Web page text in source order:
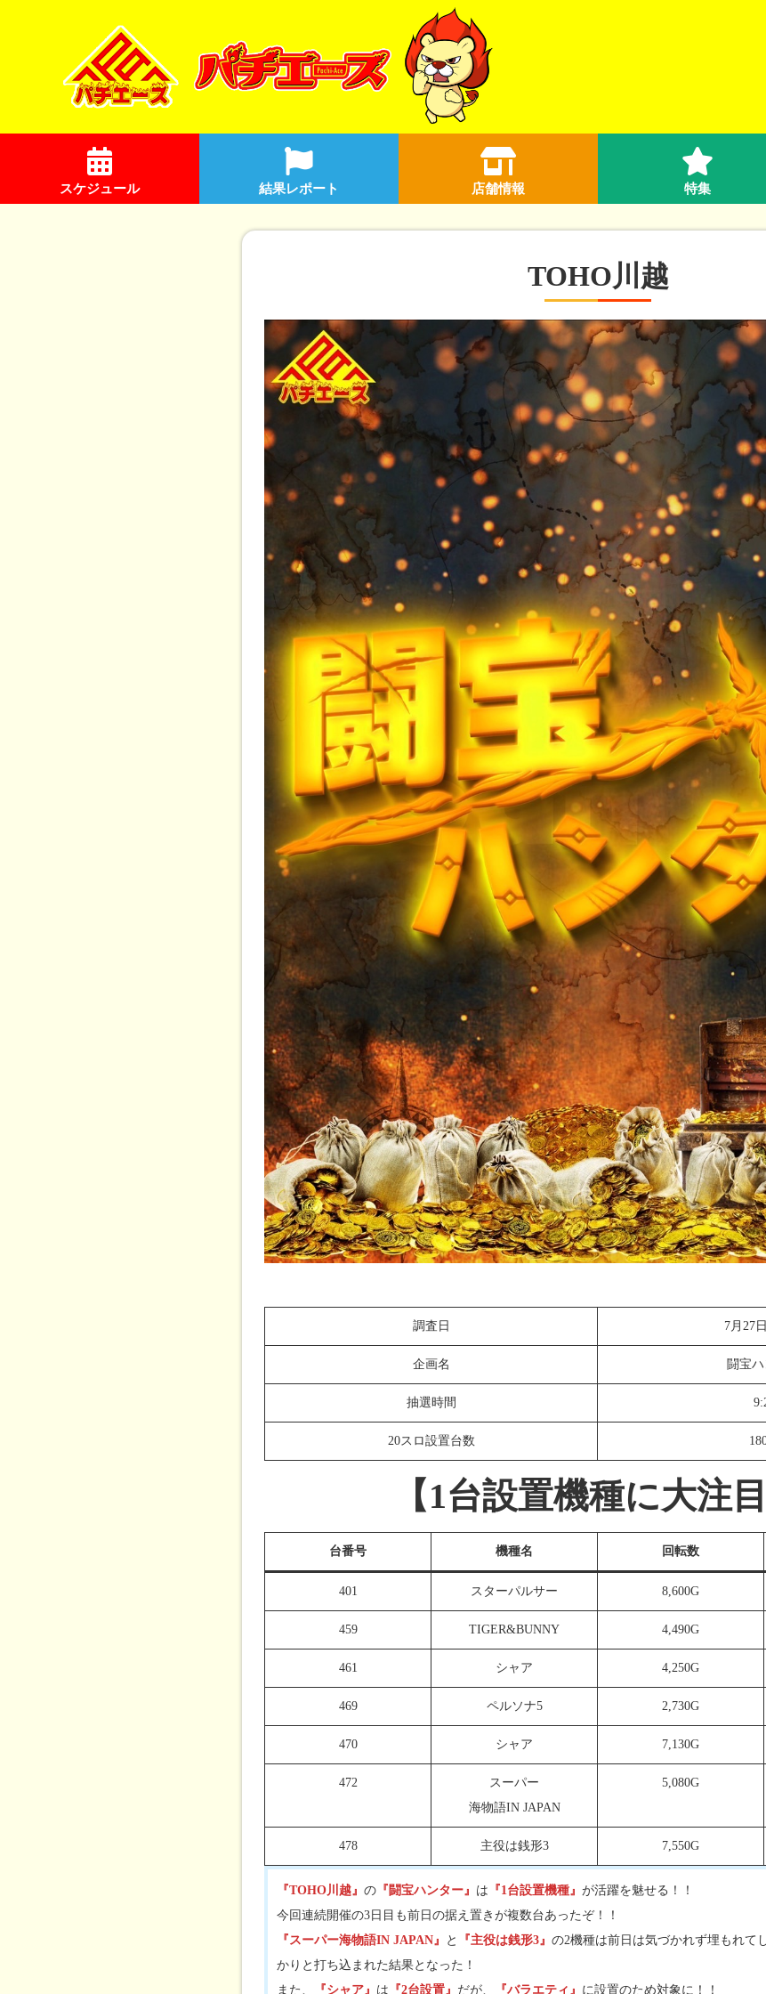
スケジュール 結果レポート 店舗情報 特集
TOHO川越
調査日 7月27
企画名 闘宝
抽選時間
20スロ設置台数
【1台設置機種に大注目
台番号 機種名 回転数
401 スターパルサー 8,600G
459 TIGER&BUNNY 4,490G
461 シャア 4,250G
469 ペルソナ5 2,730G
470 シャア 7,130G
472
スーパー
海物語IN JAPAN
5,080G
478 主役は銭形3 7,550G
『TOHO川越』 の 『闘宝ハンター』 は 『1台設置機種』 が活躍を魅せる！！
今回連続開催の3日目も前日の据え置きが複数台あったぞ！！
『スーパー海物語IN JAPAN』
と 『主役は銭形3』 の2機種は前日は気づかれず埋もれて
かりと打ち込まれた結果となった！
また、
『シャア』 は 『2台設置』 だが、 『バラエティ』 に設置のため対象に！！